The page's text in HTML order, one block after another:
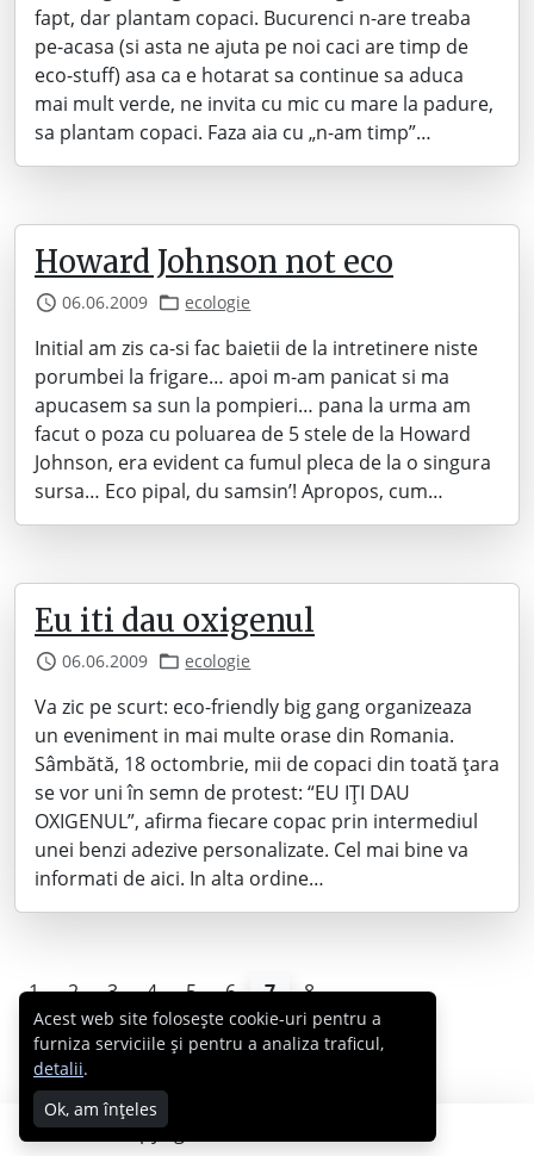
fapt, dar plantam copaci. Bucurenci n-are treaba
pe-acasa (si asta ne ajuta pe noi caci are timp de
eco-stuff) asa ca e hotarat sa continue sa aduca
mai mult verde, ne invita cu mic cu mare la padure,
sa plantam copaci. Faza aia cu „n-am timp”…
Howard Johnson not eco
06.06.2009 ecologie
Initial am zis ca-si fac baietii de la intretinere niste
porumbei la frigare… apoi m-am panicat si ma
apucasem sa sun la pompieri… pana la urma am
facut o poza cu poluarea de 5 stele de la Howard
Johnson, era evident ca fumul pleca de la o singura
sursa… Eco pipal, du samsin’! Apropos, cum…
Eu iti dau oxigenul
06.06.2009 ecologie
Va zic pe scurt: eco-friendly big gang organizeaza
un eveniment in mai multe orase din Romania.
Sâmbătă, 18 octombrie, mii de copaci din toată ţara
se vor uni în semn de protest: “EU IŢI DAU
OXIGENUL”, afirma fiecare copac prin intermediul
unei benzi adezive personalizate. Cel mai bine va
informati de aici. In alta ordine…
1 2 3 4 5 6 7 8
Copyright © 2007 - 2026 Cabral.ro
Acest web site folosește cookie-uri pentru a
furniza serviciile și pentru a analiza traficul,
detalii.
Ok, am înțeles